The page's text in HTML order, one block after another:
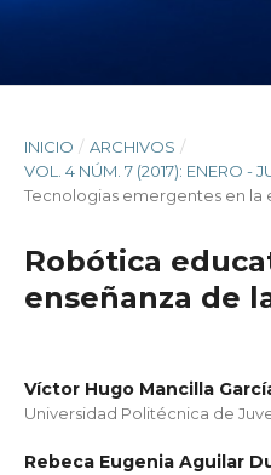
INICIO / ARCHIVOS /
VOL. 4 NÚM. 7 (2017): ENERO -
Tecnologias emergentes en la
Robótica
enseñanza de
Víctor Hugo Mancilla
Universidad Politécnica de
Rebeca Eugenia Aguilar